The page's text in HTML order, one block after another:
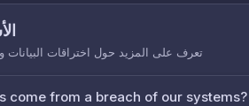
تعرف على المزيد حول اختراقات البيانات
come from a breach of our systems?